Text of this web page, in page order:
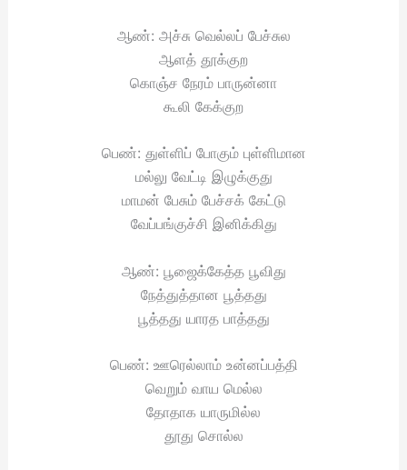
ஆண்: அச்சு வெல்லப் பேச்சுல
ஆளத் தூக்குற
கொஞ்ச நேரம் பாருன்னா
கூலி கேக்குற
பெண்: துள்ளிப் போகும் புள்ளிமான
மல்லு வேட்டி இழுக்குது
மாமன் பேசும் பேச்சக் கேட்டு
வேப்பங்குச்சி இனிக்கிது
ஆண்: பூஜைக்கேத்த பூவிது
நேத்துத்தான பூத்தது
பூத்தது யாரத பாத்தது
பெண்: ஊரெல்லாம் உன்னப்பத்தி
வெறும் வாய மெல்ல
தோதாக யாருமில்ல
தூது சொல்ல